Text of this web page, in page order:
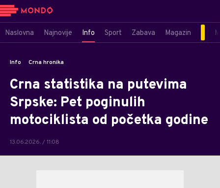
Naslovna Najnovije Info Sport Zabava Magazin
Info Crna hronika
Crna statistika na putevima
Srpske: Pet poginulih
motociklista od početka godine
13.06.2026. / 11:08